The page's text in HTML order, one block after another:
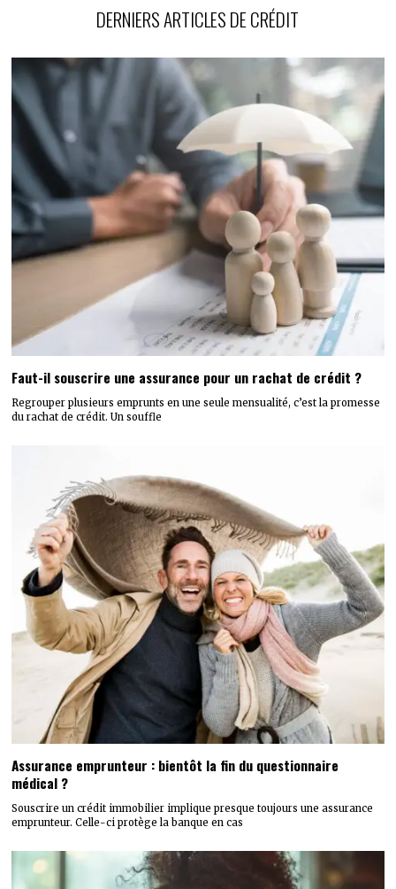
DERNIERS ARTICLES DE CRÉDIT
Faut-il souscrire une assurance pour un rachat de crédit ?
Regrouper plusieurs emprunts en une seule mensualité, c’est la promesse
du rachat de crédit. Un souffle
Assurance emprunteur : bientôt la fin du questionnaire
médical ?
Souscrire un crédit immobilier implique presque toujours une assurance
emprunteur. Celle-ci protège la banque en cas